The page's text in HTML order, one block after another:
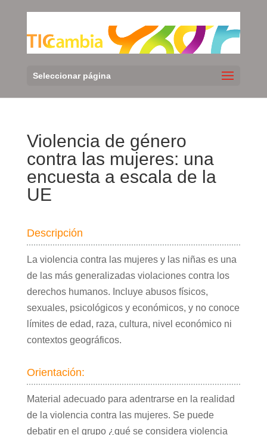
Seleccionar página
Violencia de género
contra las mujeres: una
encuesta a escala de la
UE
Descripción
La violencia contra las mujeres y las niñas es una
de las más generalizadas violaciones contra los
derechos humanos. Incluye abusos físicos,
sexuales, psicológicos y económicos, y no conoce
límites de edad, raza, cultura, nivel económico ni
contextos geográficos.
Orientación:
Material adecuado para adentrarse en la realidad
de la violencia contra las mujeres. Se puede
debatir en el grupo ¿qué se considera violencia